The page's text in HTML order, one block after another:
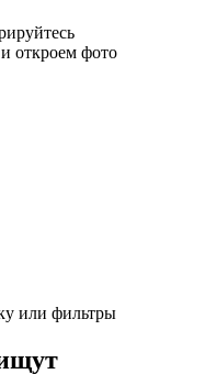
откроем фото
или фильтры